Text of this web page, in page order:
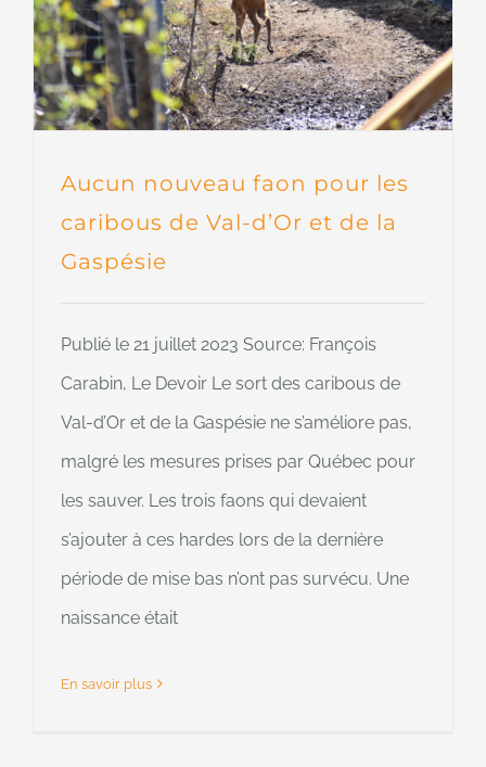
Aucun nouveau faon pour les
caribous de Val-d’Or et de la
Gaspésie
Publié le 21 juillet 2023 Source: François
Carabin, Le Devoir Le sort des caribous de
Val-d’Or et de la Gaspésie ne s’améliore pas,
malgré les mesures prises par Québec pour
les sauver. Les trois faons qui devaient
s’ajouter à ces hardes lors de la dernière
période de mise bas n’ont pas survécu. Une
naissance était
En savoir plus